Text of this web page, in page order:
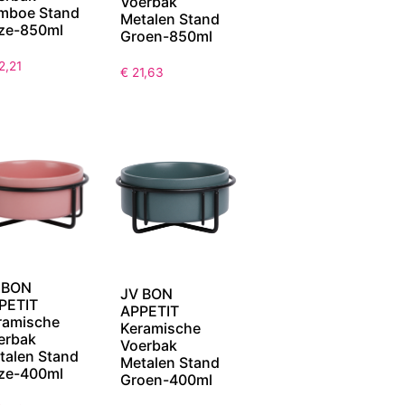
Stand
850ml
Metalen Stand
Groen-850ml
€ 21,63
Stand
400ml
JV BON
APPETIT
Keramische
Voerbak
Metalen Stand
Groen-400ml